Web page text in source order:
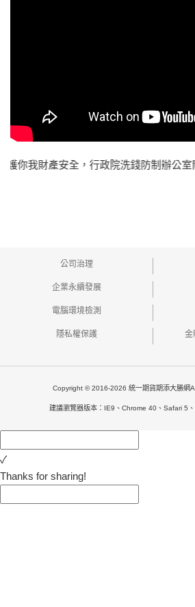
產安全，行政院洗錢防制辦
公司治理
企業永續發展
電腦環境檢測
隱私權保護 金
Copyright © 2016-2026 統一期貨期添大勝網
建議瀏覽器版本：IE9、Chrome 40、Safari 5
✓
Thanks for sharing!